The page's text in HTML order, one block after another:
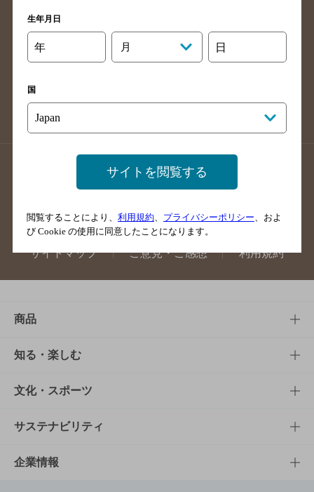
高知県のバー検索
福岡県のバー検索
長崎県のバー検索
佐賀県のバー検索
店舗登録方法のご案内
店舗情報更新方法のご案内
掲載店舗様ログイン
サイトマップ ご意見・ご感想 利用規約
商品
商品TOP
商品一覧
商品発売情報
栄養成分一覧
知る・楽しむ
知る・楽しむTOP
キャンペーン
工場見学
文化・スポーツ
文化・スポーツTOP
サントリーホール
サステナビリティ
サステナビリティTOP
企業情報
生年月日
年 月 日
国
サイトを閲覧する
閲覧することにより、 利用規約 プライバシーポリシー 、およ
び Cookie の使用に同意したことになります。